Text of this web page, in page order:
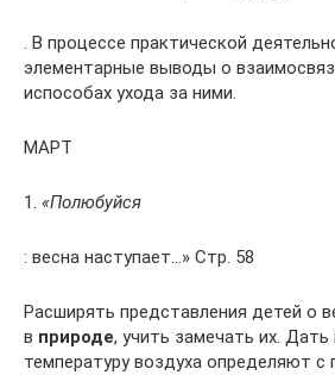
. В процессе практической
элементарные выводы о
испособах ухода за ними.
МАРТ
1. «Полюбуйся
: весна наступает…» Стр. 58
Расширять представления детей о
в природе, учить замечать их.
температуру воздуха определяют